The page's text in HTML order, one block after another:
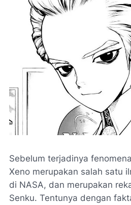
Sebelum terjadinya
Xeno merupakan salah satu
di NASA, dan merupakan
Senku. Tentunya dengan